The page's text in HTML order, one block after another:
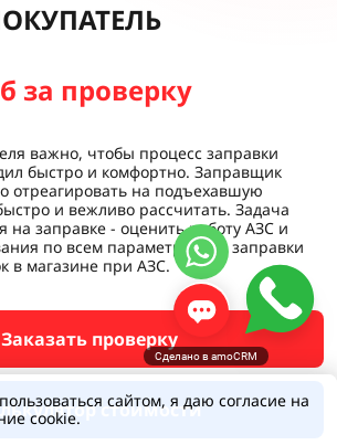
за проверку
важно, чтобы процесс заправки
быстро и комфортно. Заправщик
отреагировать на подъехавшую
и вежливо рассчитать. Задача
на заправке - оценить работу АЗС и
по всем параметрам: от заправки
в магазине при АЗС.
Заказать проверку
стоимости
сайтом, я даю согласие на
cookie.
Сделано в amoCRM